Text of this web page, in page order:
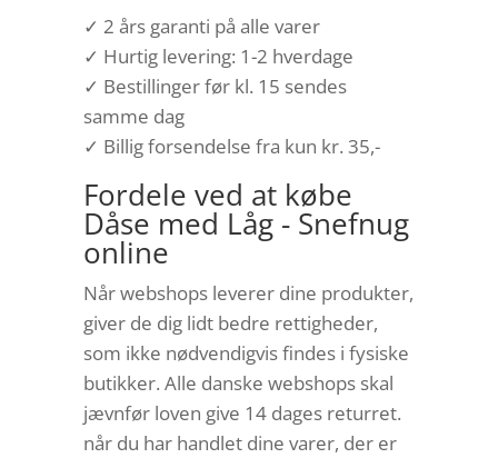
✓ 2 års garanti på alle varer
✓ Hurtig levering: 1-2 hverdage
✓ Bestillinger før kl. 15 sendes
samme dag
✓ Billig forsendelse fra kun kr. 35,-
Fordele ved at købe
Dåse med Låg - Snefnug
online
Når webshops leverer dine produkter,
giver de dig lidt bedre rettigheder,
som ikke nødvendigvis findes i fysiske
butikker. Alle danske webshops skal
jævnfør loven give 14 dages returret.
når du har handlet dine varer, der er